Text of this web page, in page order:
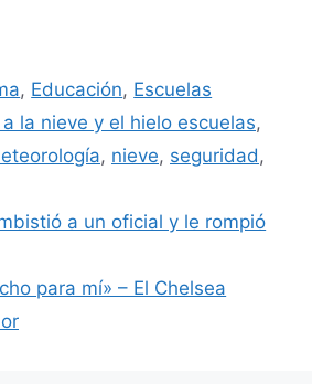
, Educación, Escuelas
la nieve y el hielo escuelas,
, nieve, seguridad,
a un oficial y le rompió
para mí» – El Chelsea